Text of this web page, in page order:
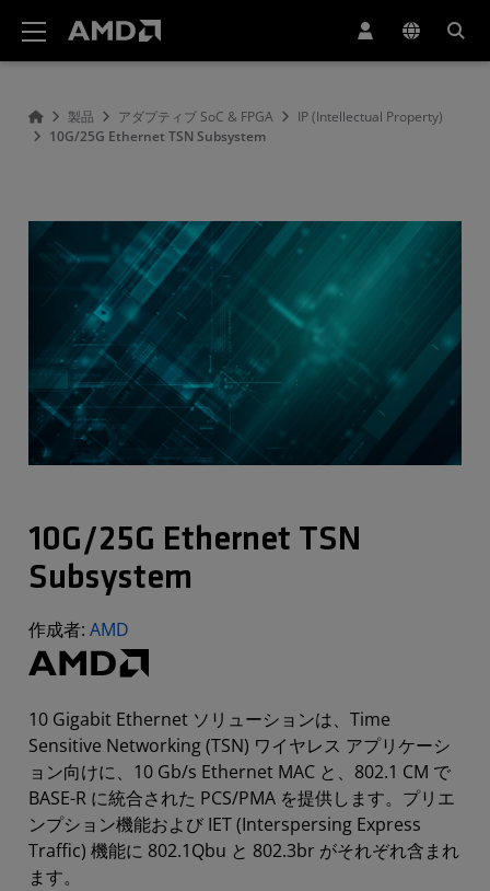
製品 アダプティブ SoC & FPGA
IP (Intellectual Property)
10G/25G Ethernet TSN Subsystem
10G/25G Ethernet TSN
Subsystem
作成者: AMD
10 Gigabit Ethernet ソリューションは、Time
Sensitive Networking (TSN) ワイヤレス アプリケーシ
ョン向けに、10 Gb/s Ethernet MAC と、802.1 CM で
BASE-R に統合された PCS/PMA を提供します。プリエ
ンプション機能および IET (Interspersing Express
Traffic) 機能に 802.1Qbu と 802.3br がそれぞれ含まれ
ます。